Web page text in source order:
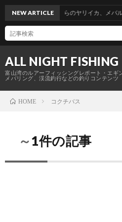
ALL NIGHT FISHING
富山湾のルアーフィッシングレポート・エギ
メバリング、渓流釣行などの釣りコンテンツ
NEW ARTICLE
省釣行。青物からのヤリイカ、メバルのお
HOME コクチバス
～1件の記事